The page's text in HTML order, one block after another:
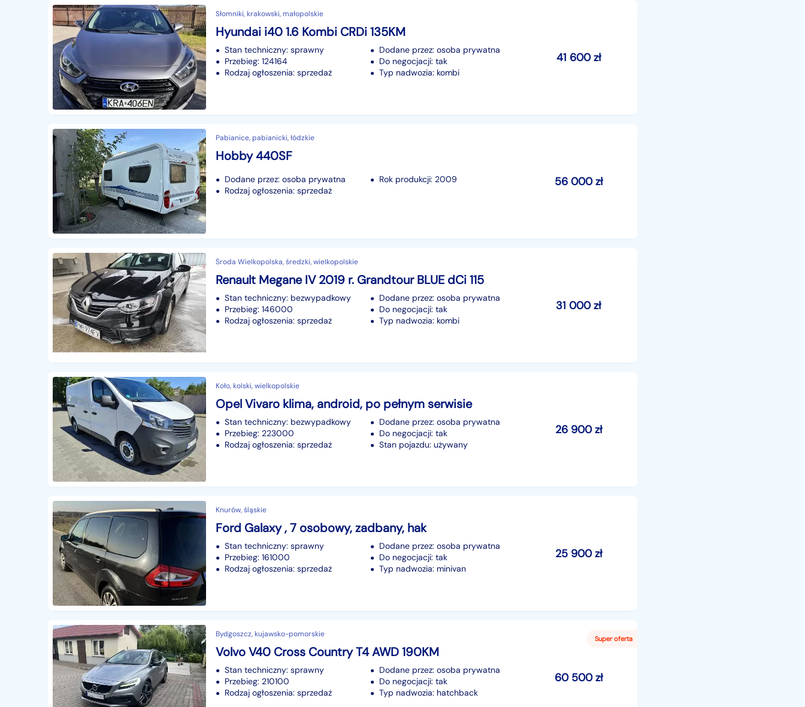
Słomniki, krakowski, małopolskie
Hyundai i40 1.6 Kombi CRDi 135KM
Stan techniczny: sprawny
Przebieg: 124164
Rodzaj ogłoszenia: sprzedaż
Dodane przez: osoba prywatna
Do negocjacji: tak
Typ nadwozia: kombi
41 600zł
Pabianice, pabianicki, łódzkie
Hobby 440SF
Dodane przez: osoba prywatna
Rodzaj ogłoszenia: sprzedaż
Rok produkcji: 2009 56 000zł
Środa Wielkopolska, średzki, wielkopolskie
Renault Megane IV 2019 r. Grandtour BLUE dCi 115
Stan techniczny: bezwypadkowy
Przebieg: 146000
Rodzaj ogłoszenia: sprzedaż
Dodane przez: osoba prywatna
Do negocjacji: tak
Typ nadwozia: kombi
31 000zł
Koło, kolski, wielkopolskie
Opel Vivaro klima, android, po pełnym serwisie
Stan techniczny: bezwypadkowy
Przebieg: 223000
Rodzaj ogłoszenia: sprzedaż
Dodane przez: osoba prywatna
Do negocjacji: tak
Stan pojazdu: używany
26 900zł
Knurów, śląskie
Ford Galaxy , 7 osobowy, zadbany, hak
Stan techniczny: sprawny
Przebieg: 161000
Rodzaj ogłoszenia: sprzedaż
Dodane przez: osoba prywatna
Do negocjacji: tak
Typ nadwozia: minivan
25 900zł
Bydgoszcz, kujawsko-pomorskie
Volvo V40 Cross Country T4 AWD 190KM
Stan techniczny: sprawny
Przebieg: 210100
Rodzaj ogłoszenia: sprzedaż
Dodane przez: osoba prywatna
Do negocjacji: tak
Typ nadwozia: hatchback
60 500zł